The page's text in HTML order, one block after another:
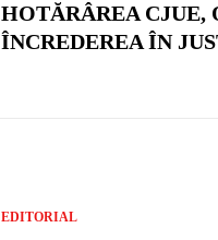
HOTĂRÂREA
ÎNCREDEREA ÎN
EDITORIAL